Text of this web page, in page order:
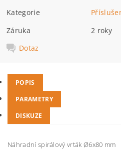
Kategorie
Záruka
2 roky
Dotaz
POPIS
PARAMETRY
DISKUZE
Náhradní spirálový vrták Ø6x80 mm